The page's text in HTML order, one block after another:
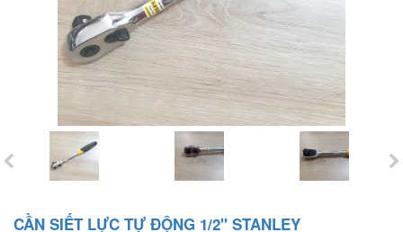
CẦN SIẾT LỰC TỰ ĐỘNG 1/2" STANLEY